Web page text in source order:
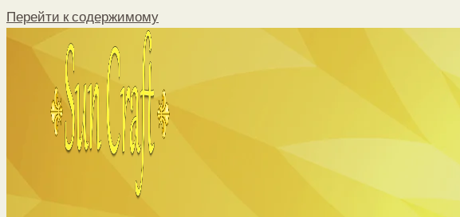
Перейти к содержимому